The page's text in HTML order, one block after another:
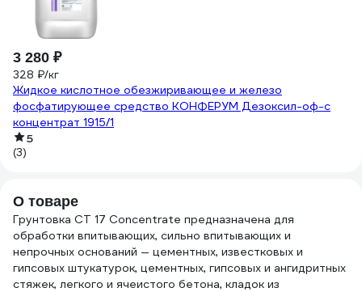
3 280 ₽
328 ₽/кг
Жидкое кислотное обезжиривающее и железо
фосфатирующее средство КОНФЕРУМ Дезоксил-оф-с
концентрат 1915/1
5
(3)
О товаре
Грунтовка CT 17 Concentrate предназначена для
обработки впитывающих, сильно впитывающих и
непрочных оснований — цементных, известковых и
гипсовых штукатурок, цементных, гипсовых и ангидритных
стяжек, легкого и ячеистого бетона, кладок из